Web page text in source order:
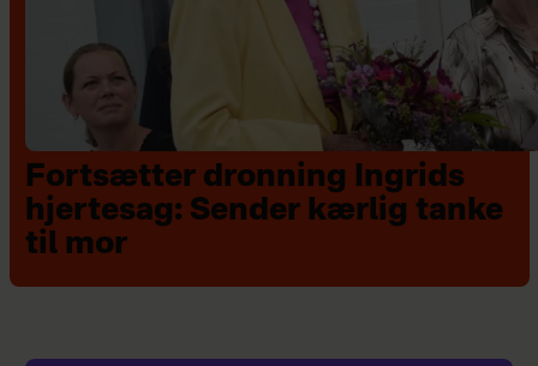
Fortsætter dronning Ingrids
hjertesag: Sender kærlig tanke
til mor